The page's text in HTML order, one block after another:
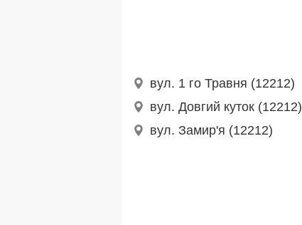
вул. 1 го Травня (12212)
вул. Довгий куток (12212)
вул. Замир'я (12212)